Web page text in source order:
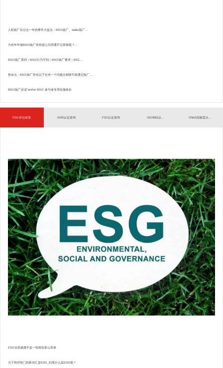
人权验厂在过去一年的事件大盘点：BSCI验厂、sedex验厂...
为何年年做BSCI验厂依然提心吊胆通不过审核呢？...
BSCI验厂原则｜BSCI行为守则｜BSCI验厂要求｜BSC...
致命点：BSCI验厂存在以下任何一个问题点都将不能通过验厂...
BSCI验厂必读”amfori BSCI 参与者专用实施条款
ESG评估体系 GRS认证咨询 FSC认证咨询 ISO9001认... CNAS实验室认...
ESG信息披露不是一纸报告那么简单
当下绝对热门的新词汇是ESG_到底什么是ESG呢？